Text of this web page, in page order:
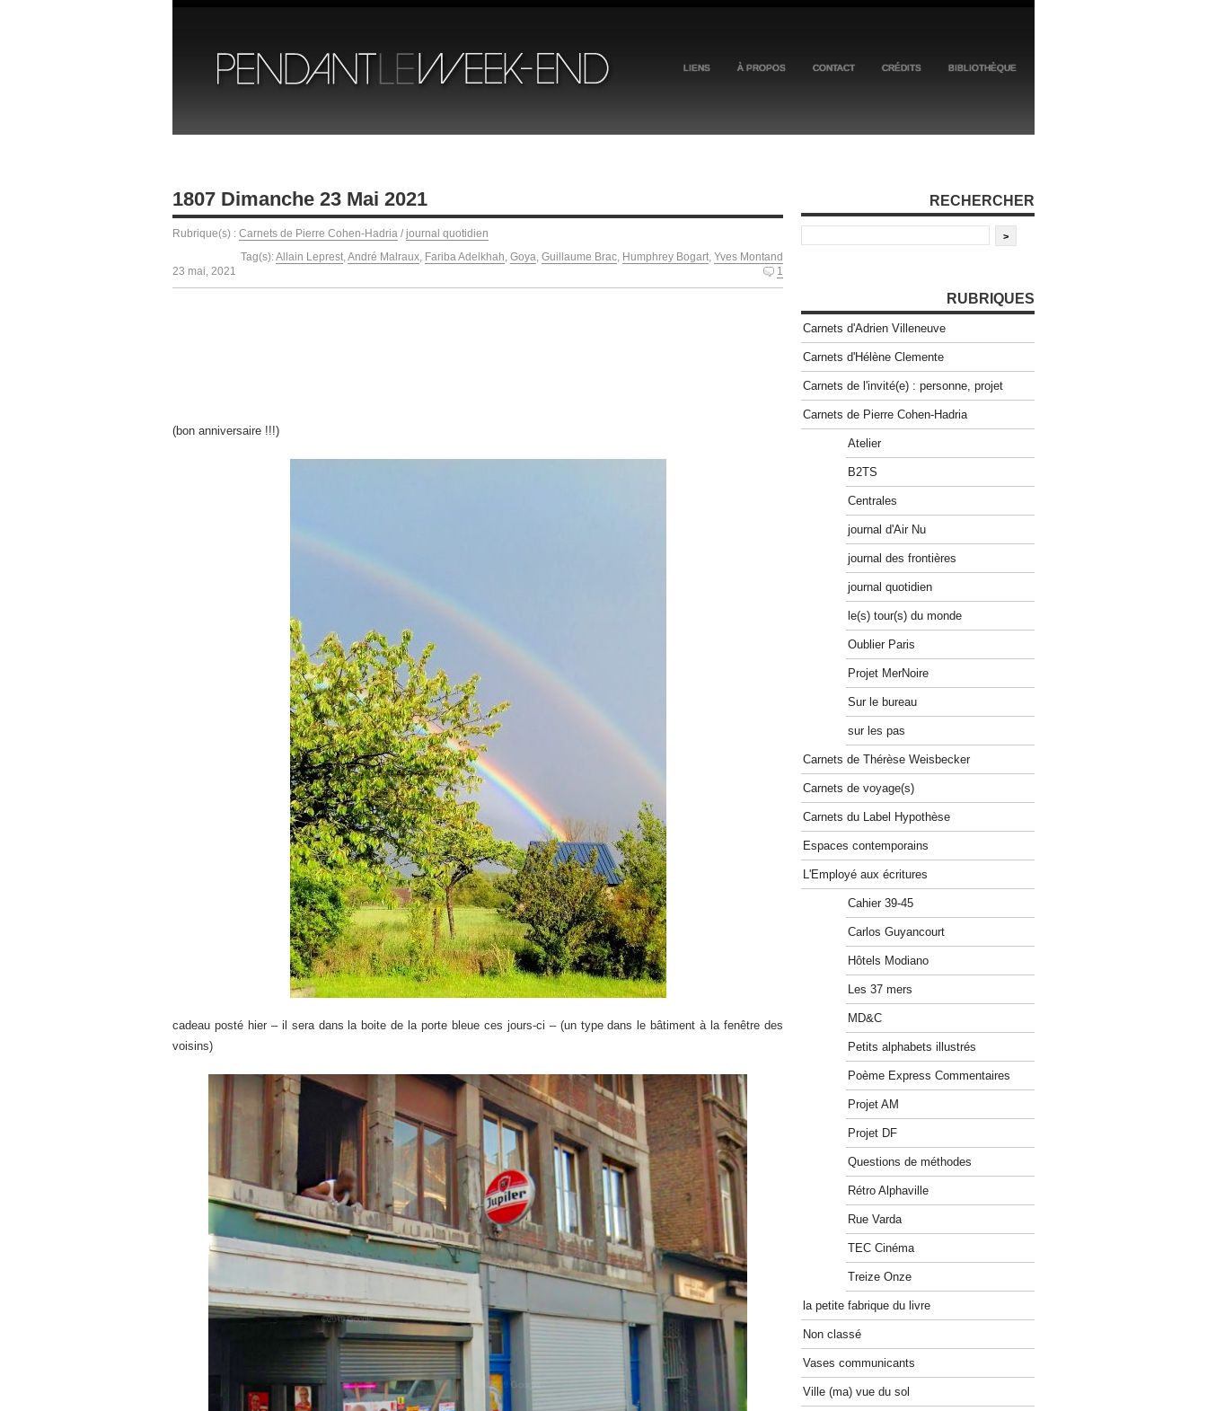
LIENS À PROPOS CONTACT CRÉDITS BIBLIOTHÈQUE
1807 Dimanche 23 Mai 2021
Rubrique(s) : Carnets de Pierre Cohen-Hadria / journal quotidien
Tag(s):Allain Leprest,André Malraux, Fariba Adelkhah, Goya, Guillaume Brac, Humphrey Bogart, Yves Montand
23 mai, 2021
1
(bon anniversaire !!!)
cadeau posté hier – il sera dans la boite de la porte bleue ces jours-ci – (un type dans le bâtiment à la fenêtre des
voisins)
RECHERCHER
RUBRIQUES
Carnets d'Adrien Villeneuve
Carnets d'Hélène Clemente
Carnets de l'invité(e) : personne, projet
Carnets de Pierre Cohen-Hadria
Atelier
B2TS
Centrales
journal d'Air Nu
journal des frontières
journal quotidien
le(s) tour(s) du monde
Oublier Paris
Projet MerNoire
Sur le bureau
sur les pas
Carnets de Thérèse Weisbecker
Carnets de voyage(s)
Carnets du Label Hypothèse
Espaces contemporains
L'Employé aux écritures
Cahier 39-45
Carlos Guyancourt
Hôtels Modiano
Les 37 mers
MD&C
Petits alphabets illustrés
Poème Express Commentaires
Projet AM
Projet DF
Questions de méthodes
Rétro Alphaville
Rue Varda
TEC Cinéma
Treize Onze
la petite fabrique du livre
Non classé
Vases communicants
Ville (ma) vue du sol